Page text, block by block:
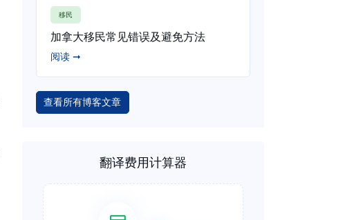
移民
加拿大移民常见错误及避免方法
阅读 ➞
查看所有博客文章
翻译费用计算器